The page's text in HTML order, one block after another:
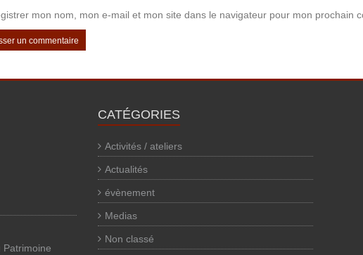
mon nom, mon e-mail et mon site dans le navigateur pour mon prochain
CATÉGORIES
Activités / ateliers
Actualités
évènement
Medias
Non classé